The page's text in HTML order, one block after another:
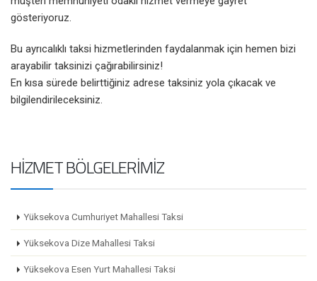
gösteriyoruz.
Bu ayrıcalıklı taksi hizmetlerinden faydalanmak için hemen bizi
arayabilir taksinizi çağırabilirsiniz!
En kısa sürede belirttiğiniz adrese taksiniz yola çıkacak ve
bilgilendirileceksiniz.
HIZMET BÖLGELERIMIZ
Yüksekova Cumhuriyet Mahallesi Taksi
Yüksekova Dize Mahallesi Taksi
Yüksekova Esen Yurt Mahallesi Taksi